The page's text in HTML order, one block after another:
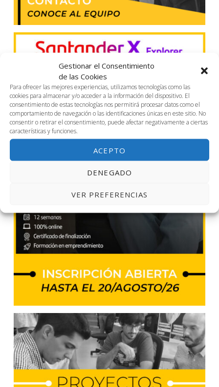
Gestionar el Consentimiento
de las Cookies
Para ofrecer las mejores experiencias, utilizamos tecnologías como las
cookies para almacenar y/o acceder a la información del dispositivo. El
consentimiento de estas tecnologías nos permitirá procesar datos como el
comportamiento de navegación o las identificaciones únicas en este sitio. No
consentir o retirar el consentimiento, puede afectar negativamente a ciertas
características y funciones.
ACEPTO
DENEGADO
VER PREFERENCIAS